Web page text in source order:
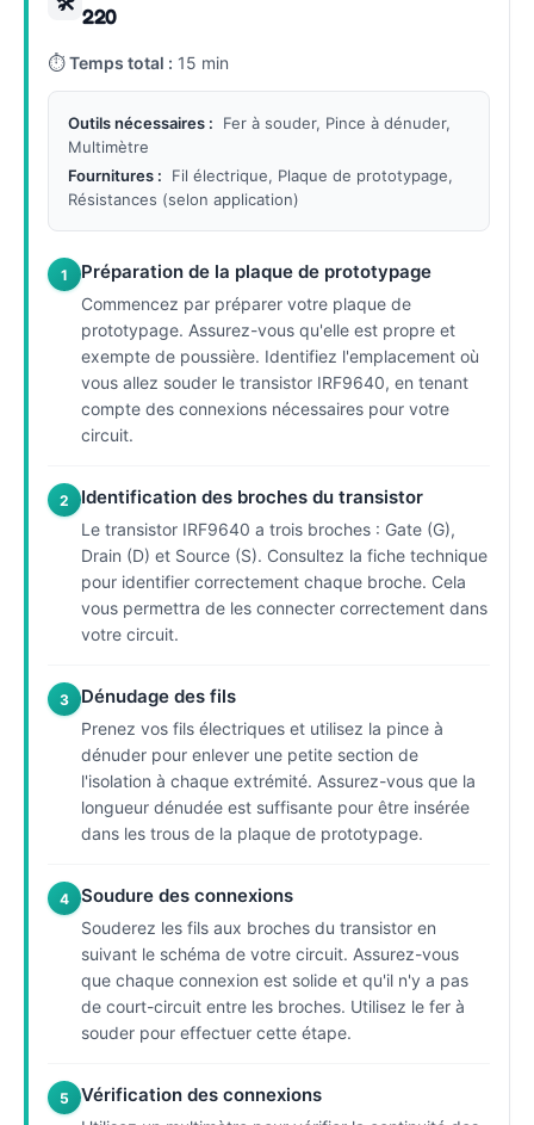
220
⏱Temps total : 15 min
Outils nécessaires :
Fer à souder, Pince à dénuder,
Multimètre
Fournitures :
Fil électrique, Plaque de prototypage,
Résistances (selon application)
1 Préparation de la plaque de prototypage
Commencez par préparer votre plaque de
prototypage. Assurez-vous qu'elle est propre et
exempte de poussière. Identifiez l'emplacement où
vous allez souder le transistor IRF9640, en tenant
compte des connexions nécessaires pour votre
circuit.
2 Identification des broches du transistor
Le transistor IRF9640 a trois broches : Gate (G),
Drain (D) et Source (S). Consultez la fiche technique
pour identifier correctement chaque broche. Cela
vous permettra de les connecter correctement dans
votre circuit.
3 Dénudage des fils
Prenez vos fils électriques et utilisez la pince à
dénuder pour enlever une petite section de
l'isolation à chaque extrémité. Assurez-vous que la
longueur dénudée est suffisante pour être insérée
dans les trous de la plaque de prototypage.
4 Soudure des connexions
Souderez les fils aux broches du transistor en
suivant le schéma de votre circuit. Assurez-vous
que chaque connexion est solide et qu'il n'y a pas
de court-circuit entre les broches. Utilisez le fer à
souder pour effectuer cette étape.
5 Vérification des connexions